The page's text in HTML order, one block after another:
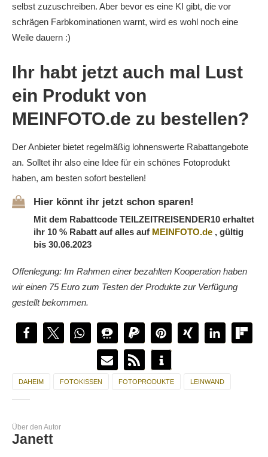
selbst zuzuschreiben. Aber bevor es eine KI gibt, die vor
schrägen Farbkominationen warnt, wird es wohl noch eine
Weile dauern :)
Ihr habt jetzt auch mal Lust
ein Produkt von
MEINFOTO.de zu bestellen?
Der Anbieter bietet regelmäßig lohnenswerte Rabattangebote
an. Solltet ihr also eine Idee für ein schönes Fotoprodukt
haben, am besten sofort bestellen!
Hier könnt ihr jetzt schon sparen!
Mit dem Rabattcode TEILZEITREISENDER10 erhaltet
ihr 10 % Rabatt auf alles auf MEINFOTO.de , gültig
bis 30.06.2023
Offenlegung: Im Rahmen einer bezahlten Kooperation haben
wir einen 75 Euro zum Testen der Produkte zur Verfügung
gestellt bekommen.
DAHEIM FOTOKISSEN FOTOPRODUKTE LEINWAND
Über den Autor
Janett